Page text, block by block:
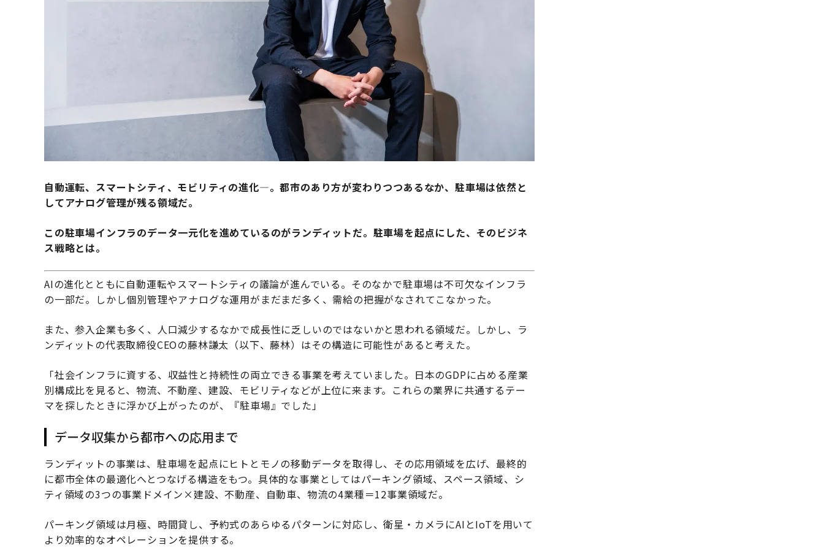
自動運転、スマートシティ、モビリティの進化―。都市のあり方が変わりつつあるなか、駐車場は依然と
してアナログ管理が残る領域だ。
この駐車場インフラのデータ一元化を進めているのがランディットだ。駐車場を起点にした、そのビジネ
ス戦略とは。
AIの進化とともに自動運転やスマートシティの議論が進んでいる。そのなかで駐車場は不可欠なインフラ
の一部だ。しかし個別管理やアナログな運用がまだまだ多く、需給の把握がなされてこなかった。
また、参入企業も多く、人口減少するなかで成長性に乏しいのではないかと思われる領域だ。しかし、ラ
ンディットの代表取締役CEOの藤林謙太（以下、藤林）はその構造に可能性があると考えた。
「社会インフラに資する、収益性と持続性の両立できる事業を考えていました。日本のGDPに占める産業
別構成比を見ると、物流、不動産、建設、モビリティなどが上位に来ます。これらの業界に共通するテー
マを探したときに浮かび上がったのが、『駐車場』でした」
データ収集から都市への応用まで
ランディットの事業は、駐車場を起点にヒトとモノの移動データを取得し、その応用領域を広げ、最終的
に都市全体の最適化へとつなげる構造をもつ。具体的な事業としてはパーキング領域、スペース領域、シ
ティ領域の3つの事業ドメイン×建設、不動産、自動車、物流の4業種＝12事業領域だ。
パーキング領域は月極、時間貸し、予約式のあらゆるパターンに対応し、衛星・カメラにAIとIoTを用いて
より効率的なオペレーションを提供する。